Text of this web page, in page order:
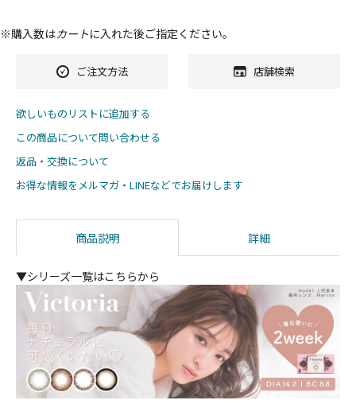
※購入数はカートに入れた後ご指定ください。
ご注文方法 店舗検索
欲しいものリストに追加する
この商品について問い合わせる
返品・交換について
お得な情報をメルマガ・LINEなどでお届けします
商品説明 詳細
▼シリーズ一覧はこちらから